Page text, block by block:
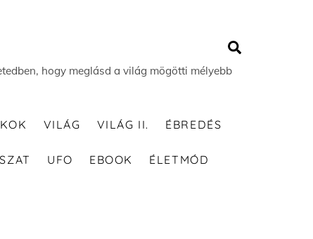
hogy meglásd a világ mögötti mélyebb
VILÁG VILÁG II. ÉBREDÉS
UFO EBOOK ÉLETMÓD